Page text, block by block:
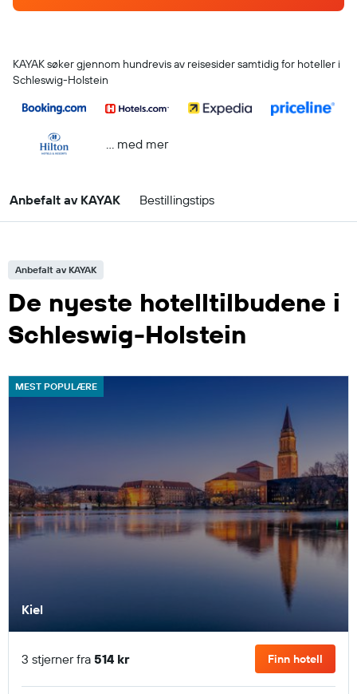
KAYAK søker gjennom hundrevis av reisesider samtidig for hoteller i
Schleswig-Holstein
… med mer
Anbefalt av KAYAK Bestillingstips
Anbefalt av KAYAK
De nyeste hotelltilbudene i
Schleswig-Holstein
MEST POPULÆRE
Kiel
3 stjerner fra 514 kr Finn hotell